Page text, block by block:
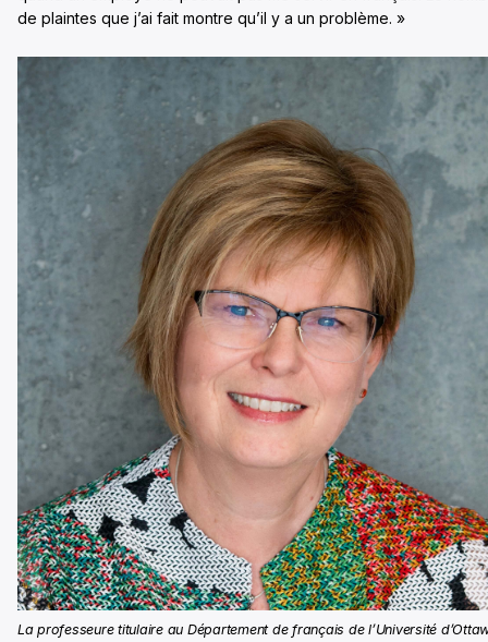
de plaintes que j’ai fait montre qu’il y a un problème. »
La professeure titulaire au Département de français de l’Université